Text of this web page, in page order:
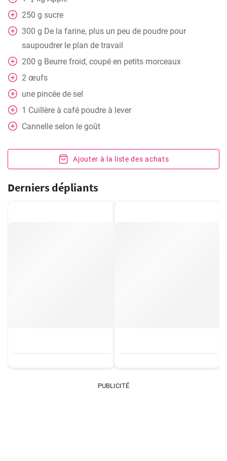
250 g sucre
300 g De la farine, plus un peu de poudre pour
saupoudrer le plan de travail
200 g Beurre froid, coupé en petits morceaux
2 œufs
une pincée de sel
1 Cuillère à café poudre à lever
Cannelle selon le goût
Ajouter à la liste des achats
Derniers dépliants
PUBLICITÉ